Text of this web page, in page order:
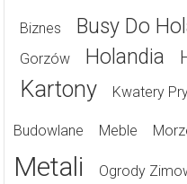
Biznes Busy Do
Gorzów Holandia
Kartony Kwatery
Budowlane Meble
Metali
Ogrody